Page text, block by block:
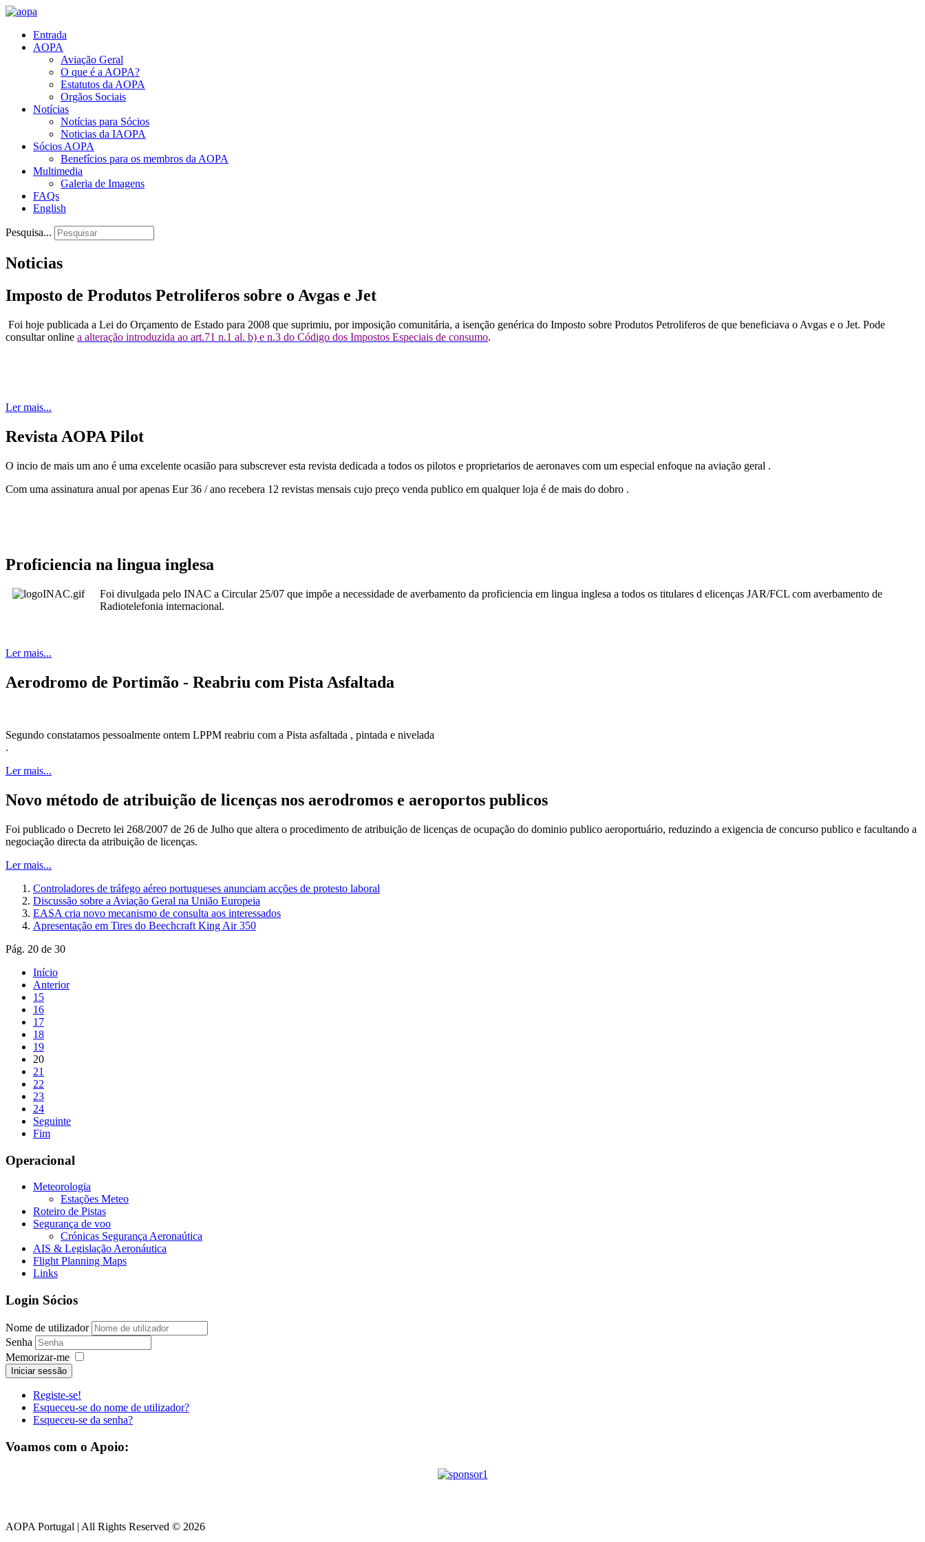
Entrada
AOPA
Aviação Geral
O que é a AOPA?
Estatutos da AOPA
Orgãos Sociais
Notícias
Notícias para Sócios
Noticias da IAOPA
Sócios AOPA
Benefícios para os membros da AOPA
Multimedia
Galeria de Imagens
FAQs
English
Pesquisa...
Noticias
Imposto de Produtos Petroliferos sobre o Avgas e Jet
Foi hoje publicada a Lei do Orçamento de Estado para 2008 que suprimiu, por imposição comunitária, a isenção genérica do Imposto sobre Produtos Petroliferos de que beneficiava o Avgas e o Jet. Pode
consultar online a alteração introduzida ao art.71 n.1 al. b) e n.3 do Código dos Impostos Especiais de consumo.
Ler mais...
Revista AOPA Pilot
O incio de mais um ano é uma excelente ocasião para subscrever esta revista dedicada a todos os pilotos e proprietarios de aeronaves com um especial enfoque na aviação geral .
Com uma assinatura anual por apenas Eur 36 / ano recebera 12 revistas mensais cujo preço venda publico em qualquer loja é de mais do dobro .
Proficiencia na lingua inglesa
Foi divulgada pelo INAC a Circular 25/07 que impõe a necessidade de averbamento da proficiencia em lingua inglesa a todos os titulares d elicenças JAR/FCL com averbamento de
Radiotelefonia internacional.
Ler mais...
Aerodromo de Portimão - Reabriu com Pista Asfaltada
Segundo constatamos pessoalmente ontem LPPM reabriu com a Pista asfaltada , pintada e nivelada
.
Ler mais...
Novo método de atribuição de licenças nos aerodromos e aeroportos publicos
Foi publicado o Decreto lei 268/2007 de 26 de Julho que altera o procedimento de atribuição de licenças de ocupação do dominio publico aeroportuário, reduzindo a exigencia de concurso publico e facultando a
negociação directa da atribuição de licenças.
Ler mais...
Controladores de tráfego aéreo portugueses anunciam acções de protesto laboral
Discussão sobre a Aviação Geral na União Europeia
EASA cria novo mecanismo de consulta aos interessados
Apresentação em Tires do Beechcraft King Air 350
Pág. 20 de 30
Início
Anterior
15
16
17
18
19
20
21
22
23
24
Seguinte
Fim
Operacional
Meteorologia
Estações Meteo
Roteiro de Pistas
Segurança de voo
Crónicas Segurança Aeronaútica
AIS & Legislação Aeronáutica
Flight Planning Maps
Links
Login Sócios
Nome de utilizador
Senha
Memorizar-me
Iniciar sessão
Registe-se!
Esqueceu-se do nome de utilizador?
Esqueceu-se da senha?
Voamos com o Apoio:
AOPA Portugal | All Rights Reserved © 2026